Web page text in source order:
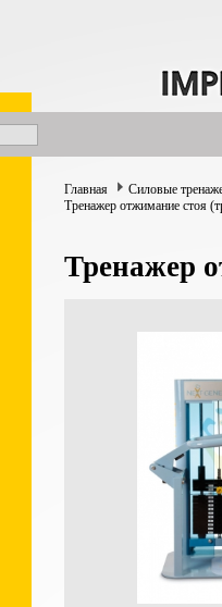
Главная
Силовые
Тренажер отжимание стоя
Тренажер